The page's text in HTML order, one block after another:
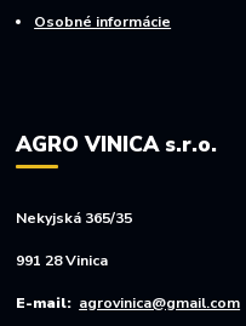
Osobné informácie
AGRO VINICA s.r.o.
Nekyjská 365/35
991 28 Vinica
E-mail: agrovinica@gmail.com